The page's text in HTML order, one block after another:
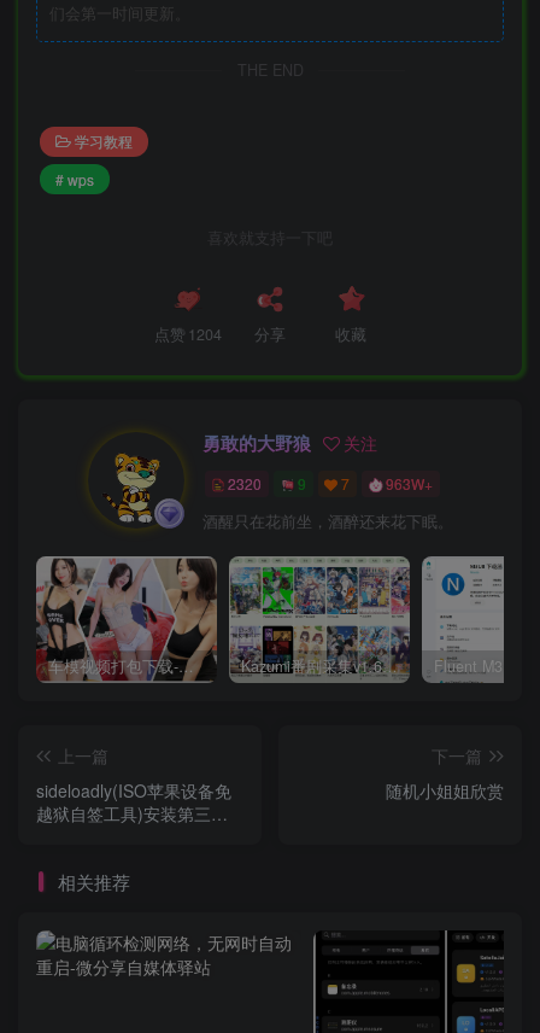
们会第一时间更新。
THE END
学习教程
# wps
喜欢就支持一下吧
点赞 1204 分享 收藏
勇敢的大野狼 关注
2320 9 7 963W+
酒醒只在花前坐，酒醉还来花下眠。
车模视频打包下载-高清无水印版 Kazumi番剧采集v1.6.9：支持自定义规则+在线观看+弹幕，跨平台下载
上一篇
sideloadly(ISO苹果设备免
越狱自签工具)安装第三方
下一篇
随机小姐姐欣赏
相关推荐